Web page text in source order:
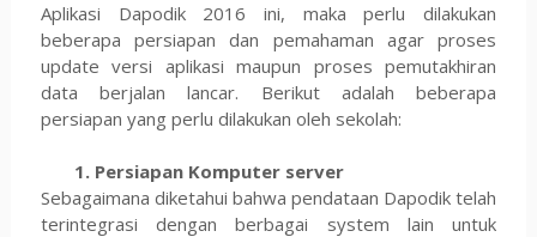
Aplikasi Dapodik 2016 ini, maka perlu dilakukan
beberapa persiapan dan pemahaman agar proses
update versi aplikasi maupun proses pemutakhiran
data berjalan lancar. Berikut adalah beberapa
persiapan yang perlu dilakukan oleh sekolah:
1. Persiapan Komputer server
Sebagaimana diketahui bahwa pendataan Dapodik telah
terintegrasi dengan berbagai system lain untuk